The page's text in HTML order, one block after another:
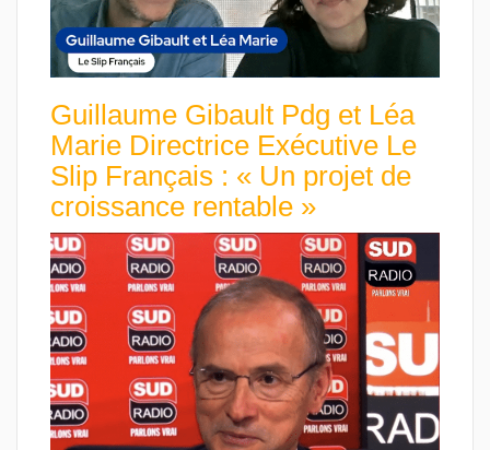
Guillaume Gibault Pdg et Léa
Marie Directrice Exécutive Le
Slip Français : « Un projet de
croissance rentable »